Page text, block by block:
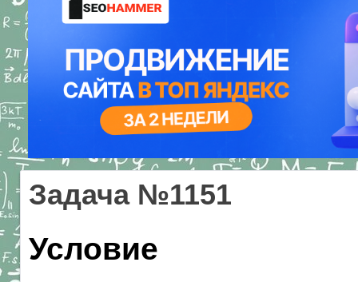
Задача №1151
Условие